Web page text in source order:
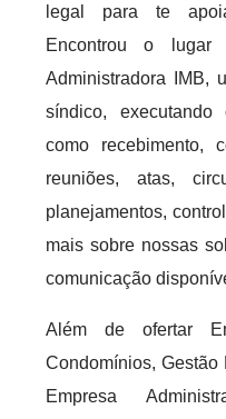
legal para te
Encontrou o lugar
Administradora IMB,
síndico,
como recebimento,
reuniões, atas,
planejamentos,
mais sobre nossas
comunicação
Além de ofertar
Condomínios,
Empresa